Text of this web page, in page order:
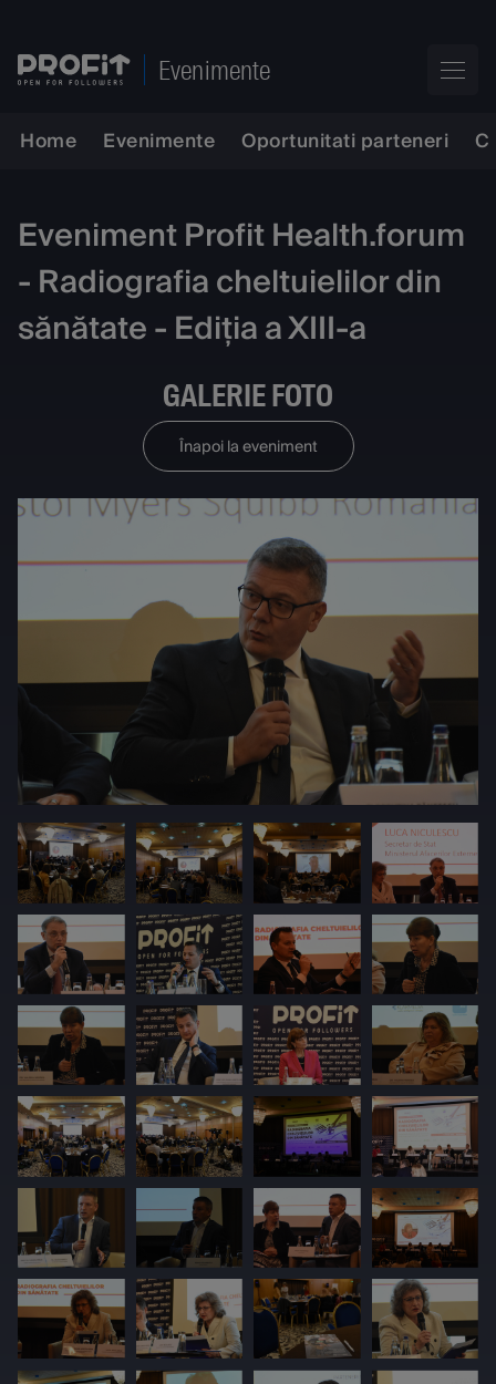
Evenimente
Home Evenimente Oportunitati parteneri
Eveniment Profit Health.forum
- Radiografia cheltuielilor din
sănătate - Ediția a XIII-a
GALERIE FOTO
Înapoi la eveniment